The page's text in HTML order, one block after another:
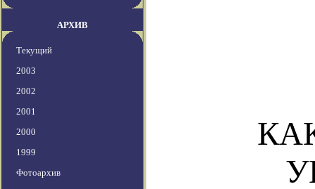
АРХИВ
Текущий
2003
2002
2001
2000
1999
Фотоархив